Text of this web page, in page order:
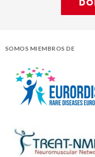
SOMOS MIEMBROS DE